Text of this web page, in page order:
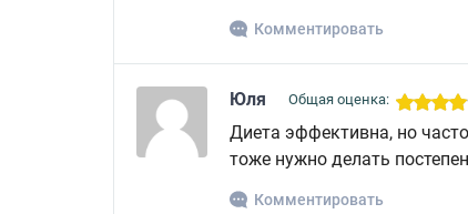
Комментировать
Юля Общая оценка:
Диета эффективна, но
тоже нужно делать
Комментировать